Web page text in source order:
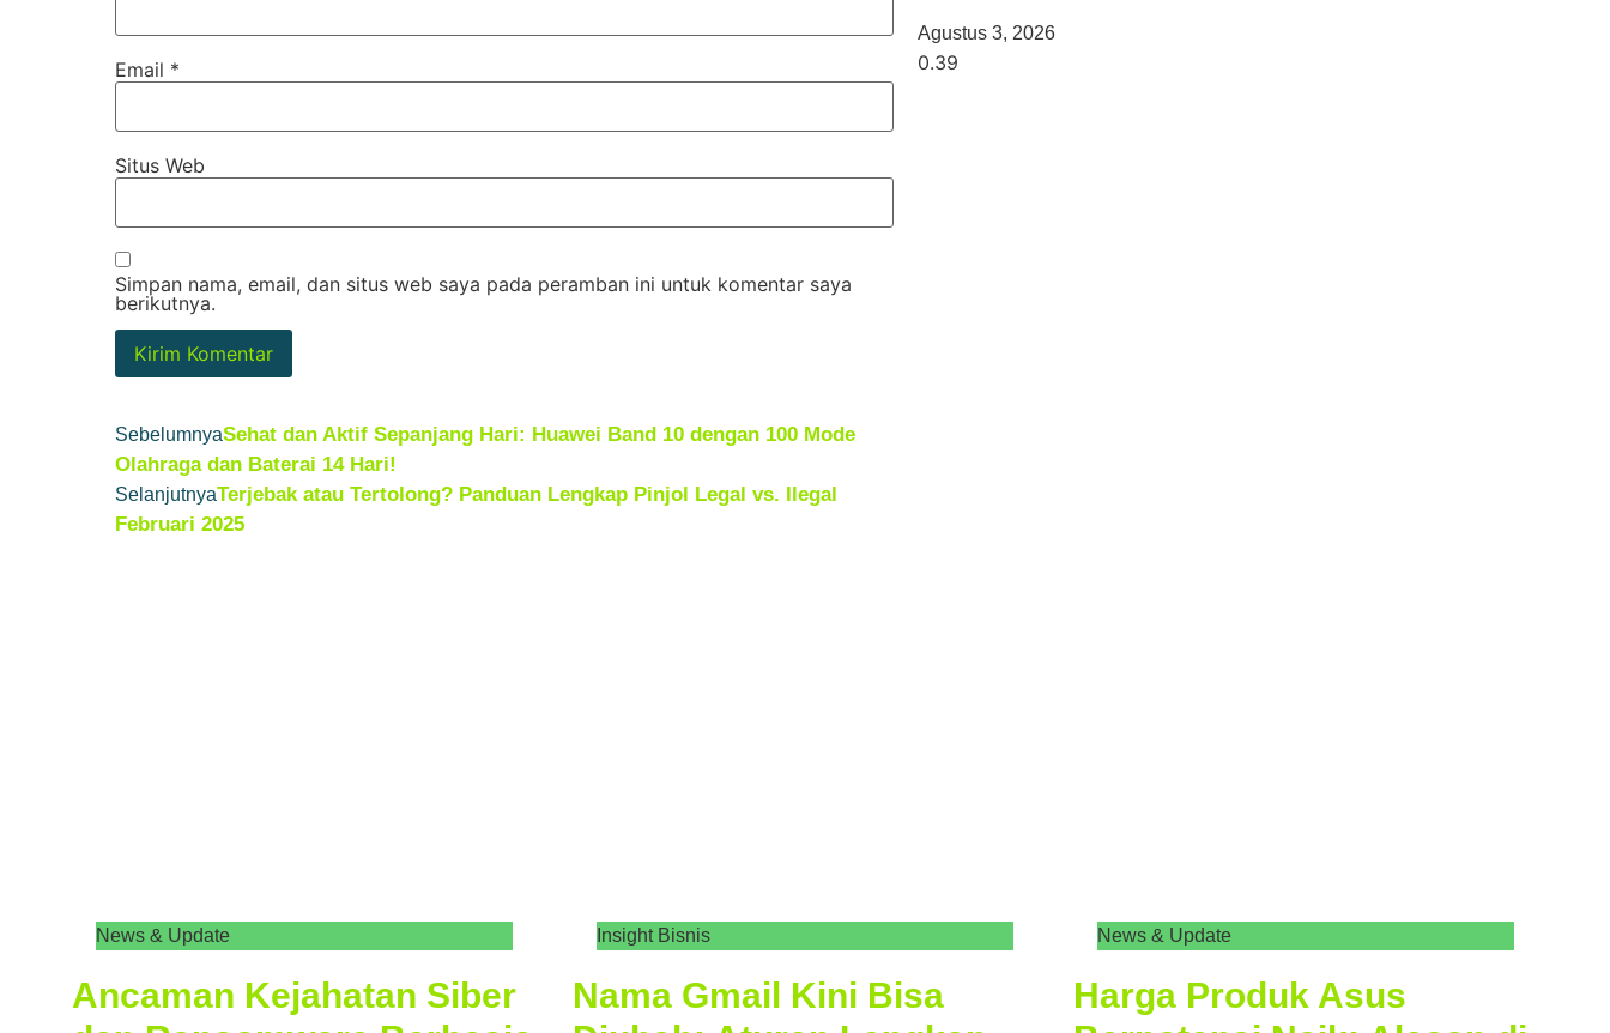
Email *
Situs Web
Simpan nama, email, dan situs web saya pada peramban ini untuk komentar saya
berikutnya.
SebelumnyaSehat dan Aktif Sepanjang Hari: Huawei Band 10 dengan 100 Mode
Olahraga dan Baterai 14 Hari!
SelanjutnyaTerjebak atau Tertolong? Panduan Lengkap Pinjol Legal vs. Ilegal
Februari 2025
Agustus 3, 2026
News & Update
Ancaman Kejahatan Siber
Insight Bisnis
Nama Gmail Kini Bisa
News & Update
Harga Produk Asus